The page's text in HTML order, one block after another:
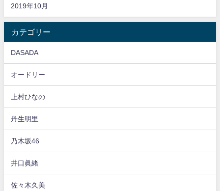
2019年10月
カテゴリー
DASADA
オードリー
上村ひなの
丹生明里
乃木坂46
井口眞緒
佐々木久美